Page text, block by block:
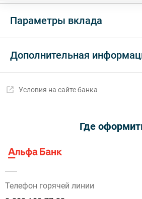
Параметры вклада
Дополнительная
Условия на сайте банка
Где
Телефон горячей линии